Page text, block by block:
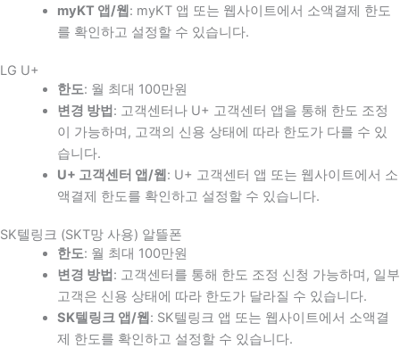
myKT 앱/웹 : myKT 앱 또는 웹사이트에서 소액결제 한도
를 확인하고 설정할 수 있습니다.
LG U+
한도: 월 최대 100만원
변경 방법 : 고객센터나 U+ 고객센터 앱을 통해 한도 조정
이 가능하며, 고객의 신용 상태에 따라 한도가 다를 수 있
습니다.
U+ 고객센터 앱/웹 : U+ 고객센터 앱 또는 웹사이트에서 소
액결제 한도를 확인하고 설정할 수 있습니다.
SK텔링크 (SKT망 사용) 알뜰폰
한도: 월 최대 100만원
변경 방법 : 고객센터를 통해 한도 조정 신청 가능하며, 일부
고객은 신용 상태에 따라 한도가 달라질 수 있습니다.
SK텔링크 앱/웹 : SK텔링크 앱 또는 웹사이트에서 소액결
제 한도를 확인하고 설정할 수 있습니다.